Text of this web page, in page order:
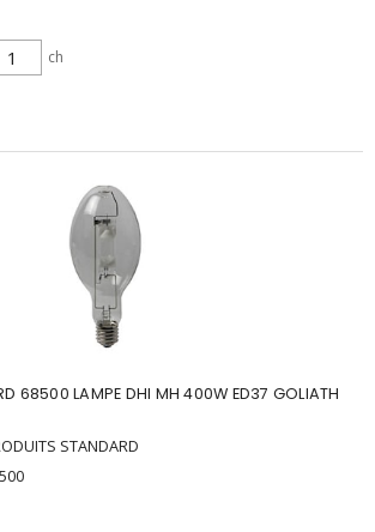
ch
68500 LAMPE DHI MH 400W ED37 GOLIATH
STANDARD